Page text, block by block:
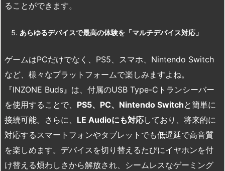
ることができます。
あらゆるデバイスで最高の体験を「マルチデバイス対応」
ゲームはPCだけでなく、PS5、スマホ、Nintendo Switch
など、様々なプラットフォームで楽しみますよね。
『INZONE Buds』は、付属のUSB Type-Cトランシーバー
を使用することで、 PS5、PC、Nintendo Switchと簡単に
接続可能。さらに、 LE Audioにも対応しており、将来的に
対応するスマートフォンやタブレットでも低遅延で高音質
を楽しめます。デバイスを切り替えるたびにイヤホンを付
け替える煩わしさから解放され、シームレスなゲーミング